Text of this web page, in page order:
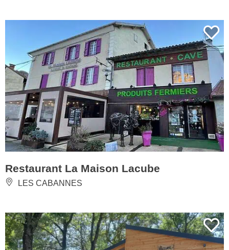
Restaurant La Maison Lacube
LES CABANNES